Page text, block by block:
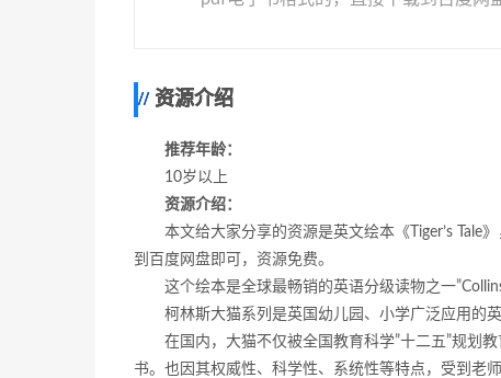
资源介绍
推荐年龄：
10岁以上
资源介绍：
本文给大家分享的资源是英文绘本《Tiger’s Tale
到百度网盘即可，资源免费。
这个绘本是全球最畅销的英语分级读物之一
柯林斯大猫系列是英国幼儿园、小学广泛应用的
在国内，大猫不仅被全国教育科学”十二五”规划
书。也因其权威性、科学性、系统性等特点，受到老